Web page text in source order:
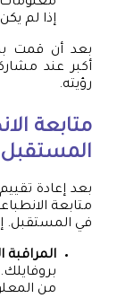
إذا لم
بعد أن قمت
أكبر عند
رؤيته.
متابعة
المستقبل
بعد إعادة
متابعة
في المستقبل.
من